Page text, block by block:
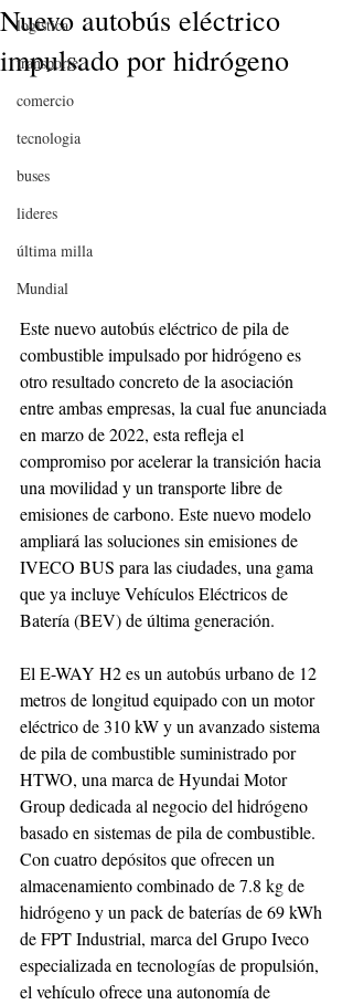
logistica
transporte
comercio
tecnologia
buses
lideres
última milla
Mundial
Nuevo autobús eléctrico
impulsado por hidrógeno
Este nuevo autobús eléctrico de pila de
combustible impulsado por hidrógeno es
otro resultado concreto de la asociación
entre ambas empresas, la cual fue anunciada
en marzo de 2022, esta refleja el
compromiso por acelerar la transición hacia
una movilidad y un transporte libre de
emisiones de carbono. Este nuevo modelo
ampliará las soluciones sin emisiones de
IVECO BUS para las ciudades, una gama
que ya incluye Vehículos Eléctricos de
Batería (BEV) de última generación.
El E-WAY H2 es un autobús urbano de 12
metros de longitud equipado con un motor
eléctrico de 310 kW y un avanzado sistema
de pila de combustible suministrado por
HTWO, una marca de Hyundai Motor
Group dedicada al negocio del hidrógeno
basado en sistemas de pila de combustible.
Con cuatro depósitos que ofrecen un
almacenamiento combinado de 7.8 kg de
hidrógeno y un pack de baterías de 69 kWh
de FPT Industrial, marca del Grupo Iveco
especializada en tecnologías de propulsión,
el vehículo ofrece una autonomía de